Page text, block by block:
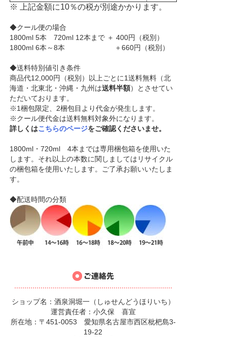
※ 上記金額に10％の税が別途かかります。
◆クール便の場合
1800ml 5本 720ml 12本まで ＋ 400円（税別）
1800ml 6本～8本 ＋660円（税別）
◆送料特別値引き条件
商品代12,000円（税別）以上ごとに1送料無料（北
海道・北東北・沖縄・九州は送料半額）とさせてい
ただいております。
※1梱包限定、2梱包目より代金が発生します。
※クール便代金は送料無料対象外になります。
詳しくはこちらのページをご確認くださいませ。
1800ml・720ml 4本までは専用梱包箱を使用いた
します。それ以上の本数に関しましてはリサイクル
の梱包箱を使用いたします。ご了承お願いいたしま
す。
◆配送時間の分類
ショップ名：酒泉洞堀一（しゅせんどうほりいち）
運営責任者：小久保 喜宣
所在地：〒451-0053 愛知県名古屋市西区枇杷島3-
19-22